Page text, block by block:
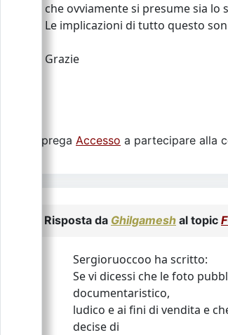
che ovviamente si presume sia
Le implicazioni di tutto questo
Grazie
Si prega Accesso a partecipare alla
Risposta da Ghilgamesh al topic
Sergioruoccoo ha scritto:
Se vi dicessi che le foto
documentaristico,
ludico e ai fini di vendita e
decise di